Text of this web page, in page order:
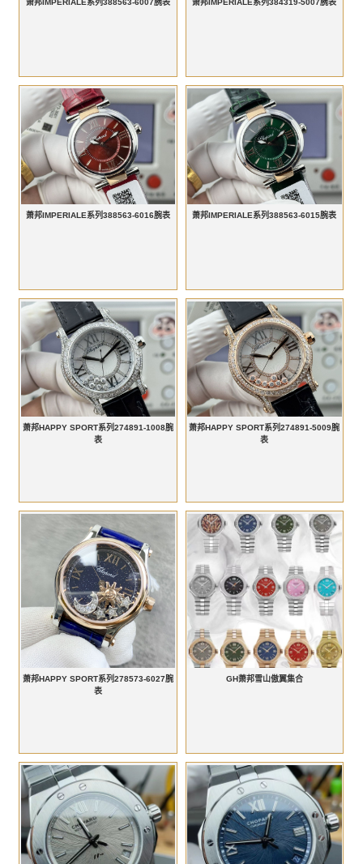
萧邦IMPERIALE系列388563-6007腕表 萧邦IMPERIALE系列384319-5007腕表
萧邦IMPERIALE系列388563-6016腕表 萧邦IMPERIALE系列388563-6015腕表
萧邦HAPPY SPORT系列274891-1008腕
表
萧邦HAPPY SPORT系列274891-5009腕
表
萧邦HAPPY SPORT系列278573-6027腕
表
GH萧邦雪山傲翼集合